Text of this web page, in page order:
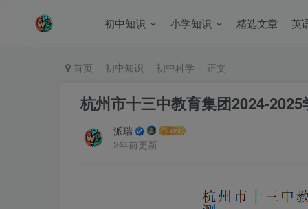
初中知识 小学知识 精选文章 英
首页 初中知识 初中科学 正文
杭州市十三中教育集团2024-
派瑞
2年前更新